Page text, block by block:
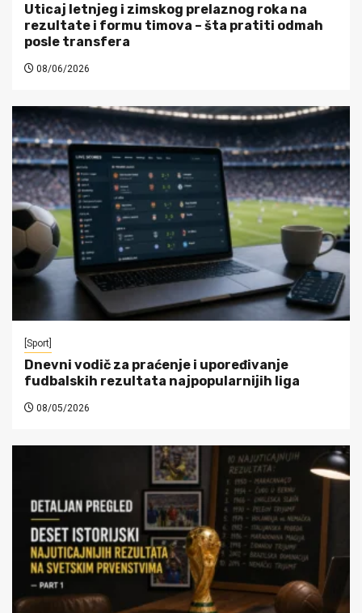
Uticaj letnjeg i zimskog prelaznog roka na
rezultate i formu timova – šta pratiti odmah
posle transfera
08/06/2026
[Sport]
Dnevni vodič za praćenje i upoređivanje
fudbalskih rezultata najpopularnijih liga
08/05/2026